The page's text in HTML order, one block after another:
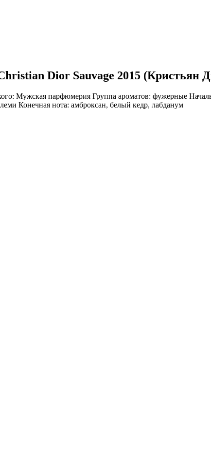
Dior Sauvage 2015 (Кристьян
Мужская парфюмерия Группа ароматов: фужерные
Конечная нота: амброксан, белый кедр, лабданум